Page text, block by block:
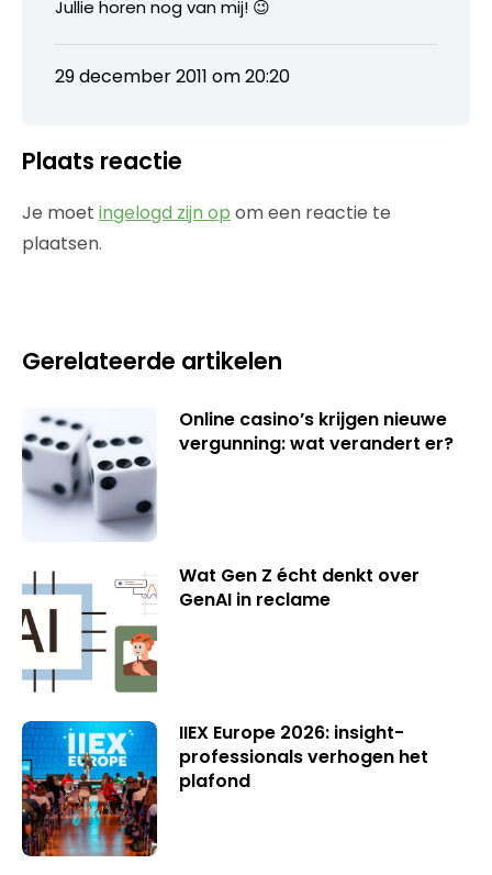
Jullie horen nog van mij! 😉
29 december 2011 om 20:20
Plaats reactie
Je moet ingelogd zijn op om een reactie te
plaatsen.
Gerelateerde artikelen
Online casino’s krijgen nieuwe
vergunning: wat verandert er?
Wat Gen Z écht denkt over
GenAI in reclame
IIEX Europe 2026: insight-
professionals verhogen het
plafond